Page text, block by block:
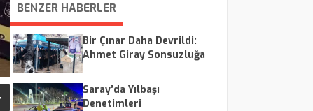
BENZER HABERLER
Bir Çınar Daha Devrildi:
Ahmet Giray Sonsuzluğa
Saray’da Yılbaşı
Denetimleri